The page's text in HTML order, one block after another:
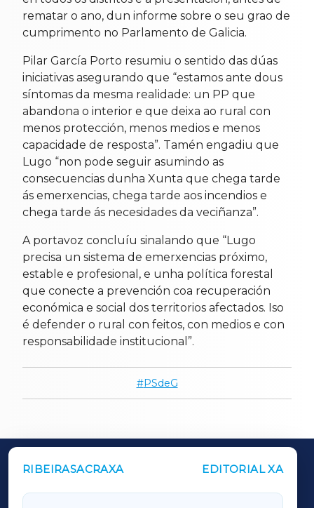
rematar o ano, dun informe sobre o seu grao de
cumprimento no Parlamento de Galicia.
Pilar García Porto resumiu o sentido das dúas
iniciativas asegurando que “estamos ante dous
síntomas da mesma realidade: un PP que
abandona o interior e que deixa ao rural con
menos protección, menos medios e menos
capacidade de resposta”. Tamén engadiu que
Lugo “non pode seguir asumindo as
consecuencias dunha Xunta que chega tarde
ás emerxencias, chega tarde aos incendios e
chega tarde ás necesidades da veciñanza”.
A portavoz concluíu sinalando que “Lugo
precisa un sistema de emerxencias próximo,
estable e profesional, e unha política forestal
que conecte a prevención coa recuperación
económica e social dos territorios afectados. Iso
é defender o rural con feitos, con medios e con
responsabilidade institucional”.
PSdeG
RIBEIRASACRAXA EDITORIAL XA
OUTROS PERIÓDICOS